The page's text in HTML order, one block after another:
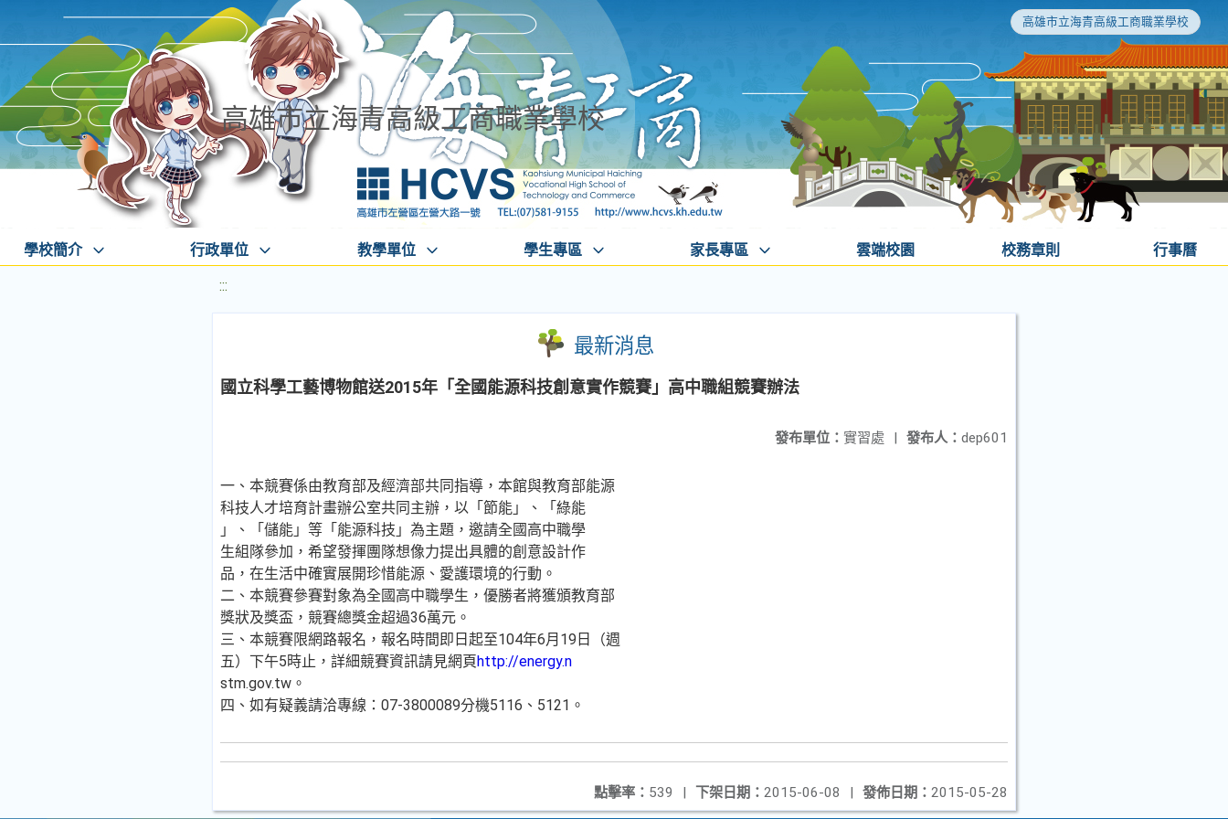
高雄市立海青高級工商職業學校
高雄市立海青高級工商職業學校
學校簡介 行政單位 教學單位 學生專區 家長專區 雲端校園 校務章則 行事曆
:::
最新消息
國立科學工藝博物館送2015年「全國能源科技創意實作競賽」高中職組競賽辦法
發布人： dep601
發布單位： 實習處 |
一、本競賽係由教育部及經濟部共同指導，本館與教育部能源
科技人才培育計畫辦公室共同主辦，以「節能」、「綠能
」、「儲能」等「能源科技」為主題，邀請全國高中職學
生組隊參加，希望發揮團隊想像力提出具體的創意設計作
品，在生活中確實展開珍惜能源、愛護環境的行動。
二、本競賽參賽對象為全國高中職學生，優勝者將獲頒教育部
獎狀及獎盃，競賽總獎金超過36萬元。
三、本競賽限網路報名，報名時間即日起至104年6月19日（週
五）下午5時止，詳細競賽資訊請見網頁http://energy.n
stm.gov.tw。
四、如有疑義請洽專線：07-3800089分機5116、5121。
發佈日期： 2015-05-28
下架日期： 2015-06-08 |
點擊率： 539 |